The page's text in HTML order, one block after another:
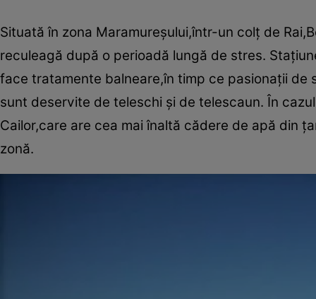
Situată în zona Maramureşului,într-un colţ de
reculeagă după o perioadă lungă de stres.
face tratamente balneare,în timp ce pasionaţii
sunt deservite de teleschi şi de telescaun. În
Cailor,care are cea mai înaltă cădere de apă din
zonă.